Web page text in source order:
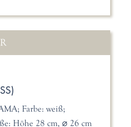
Farbe: weiß;
Höhe 28 cm, ⌀ 26 cm